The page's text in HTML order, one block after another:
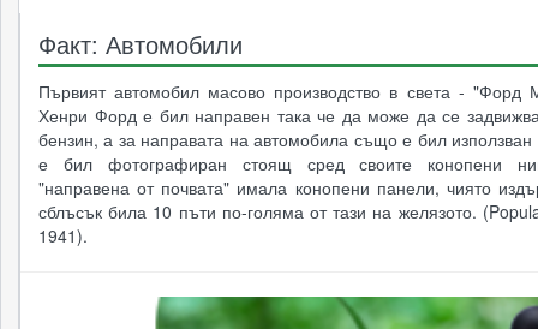
Факт: Автомобили
Първият автомобил масово производство в света -
Хенри Форд е бил направен така че да може да се
бензин, а за направата на автомобила също е бил
е бил фотографиран стоящ сред своите конопени
"направена от почвата" имала конопени панели, чиято
сблъсък била 10 пъти по-голяма от тази на желязото.
1941).